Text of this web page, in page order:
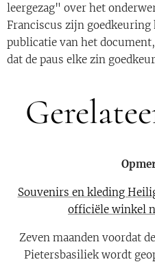
leergezag" over het
Franciscus zijn goedkeuring
publicatie van het
dat de paus elke zin
Souvenirs en kleding
officiële winkel
Zeven maanden voordat
Pietersbasiliek wordt